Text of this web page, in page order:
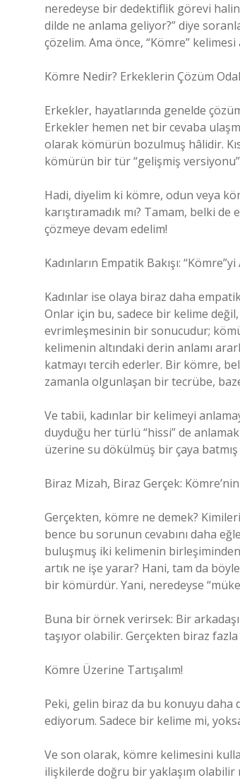
neredeyse bir dedektiflik görevi
dilde ne anlama geliyor?” diye
çözelim. Ama önce, “Kömre”
Kömre Nedir? Erkeklerin Çözüm
Erkekler, hayatlarında genelde
Erkekler hemen net bir cevaba
olarak kömürün bozulmuş hâlidir.
kömürün bir tür “gelişmiş
Hadi, diyelim ki kömre, odun veya
karıştıramadık mı? Tamam, belki
çözmeye devam edelim!
Kadınların Empatik Bakışı:
Kadınlar ise olaya biraz daha
Onlar için bu, sadece bir kelime
evrimleşmesinin bir sonucudur;
kelimenin altındaki derin anlamı
katmayı tercih ederler. Bir kömre,
zamanla olgunlaşan bir tecrübe,
Ve tabii, kadınlar bir kelimeyi
duyduğu her türlü “hissi” de
üzerine su dökülmüş bir çaya
Biraz Mizah, Biraz Gerçek:
Gerçekten, kömre ne demek?
bence bu sorunun cevabını daha
buluşmuş iki kelimenin
artık ne işe yarar? Hani, tam da
bir kömürdür. Yani, neredeyse
Buna bir örnek verirsek: Bir
taşıyor olabilir. Gerçekten biraz fazla
Kömre Üzerine Tartışalım!
Peki, gelin biraz da bu konuyu daha
ediyorum. Sadece bir kelime mi,
Ve son olarak, kömre kelimesini
ilişkilerde doğru bir yaklaşım olabilir